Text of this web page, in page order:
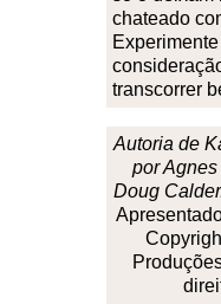
chateado
transcorrer
Autoria de
por
Doug